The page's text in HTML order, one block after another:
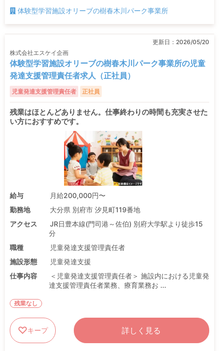
体験型学習施設オリーブの樹春木川パーク事業所
更新日： 2026/05/20
株式会社エスケイ企画
体験型学習施設オリーブの樹春木川パーク事業所の児童
発達支援管理責任者求人（正社員）
児童発達支援管理責任者 正社員
残業はほとんどありません。仕事終わりの時間も充実させた
い方におすすめです。
給与
月給200,000円〜
勤務地
大分県 別府市 汐見町119番地
アクセス
JR日豊本線(門司港～佐伯) 別府大学駅より徒歩15
分
職種
児童発達支援管理責任者
施設形態
児童発達支援
仕事内容
＜児童発達支援管理責任者＞ 施設内における児童発
達支援管理責任者業務、療育業務お ...
残業なし
キープ 詳しく見る